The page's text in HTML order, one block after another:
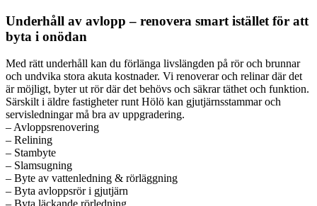
Underhåll av avlopp – renovera smart istället för att
byta i onödan
Med rätt underhåll kan du förlänga livslängden på rör och brunnar
och undvika stora akuta kostnader. Vi renoverar och relinar där det
är möjligt, byter ut rör där det behövs och säkrar täthet och funktion.
Särskilt i äldre fastigheter runt Hölö kan gjutjärnsstammar och
servisledningar må bra av uppgradering.
– Avloppsrenovering
– Relining
– Stambyte
– Slamsugning
– Byte av vattenledning & rörläggning
– Byta avloppsrör i gjutjärn